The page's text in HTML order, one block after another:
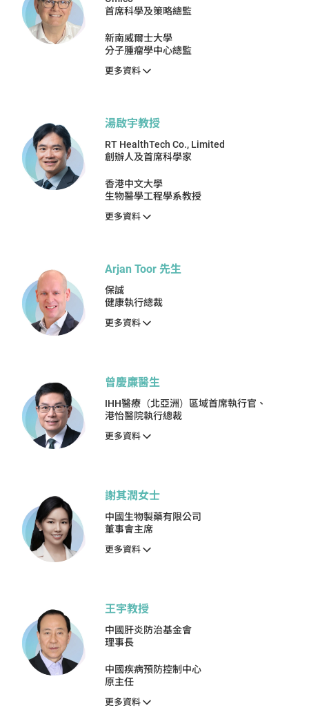
首席科學及策略總監
新南威爾士大學
分子腫瘤學中心總監
更多資料
湯啟宇教授
RT HealthTech Co., Limited
創辦人及首席科學家
香港中文大學
生物醫學工程學系教授
更多資料
Arjan Toor 先生
保誠
健康執行總裁
更多資料
曾慶亷醫生
IHH醫療（北亞洲）區域首席執行官、
港怡醫院執行總裁
更多資料
謝其潤女士
中國生物製藥有限公司
董事會主席
更多資料
王宇教授
中國肝炎防治基金會
理事長
中國疾病預防控制中心
原主任
更多資料